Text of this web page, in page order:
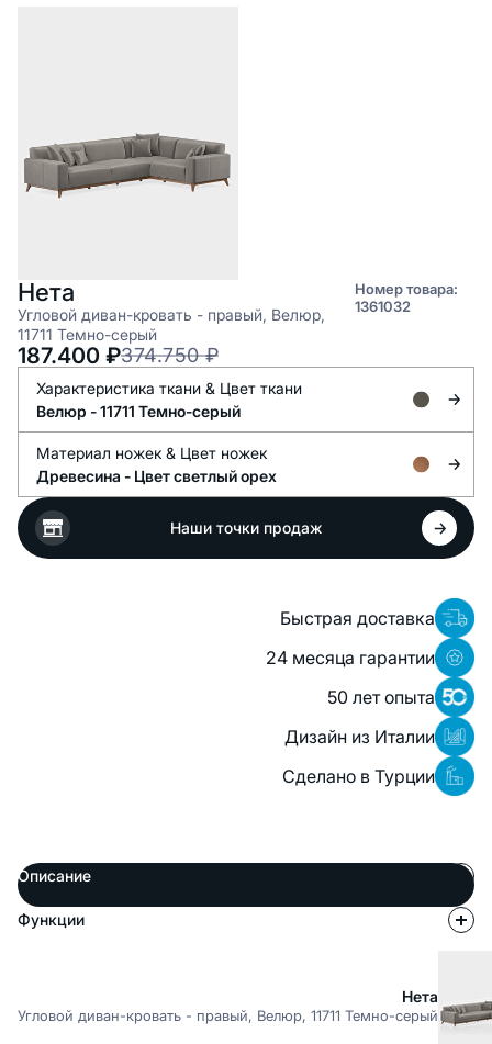
Нета
Угловой диван-кровать - правый, Велюр,
11711 Темно-серый
Номер товара:
1361032
374.750 ₽
187.400 ₽
Характеристика ткани & Цвет ткани
Велюр -11711 Темно-серый
Материал ножек & Цвет ножек
Древесина - Цвет светлый орех
Наши точки продаж
Быстрая доставка
24 месяца гарантии
50 лет опыта
Дизайн из Италии
Сделано в Турции
Описание
Функции
Нета
Угловой диван-кровать - правый, Велюр, 11711 Темно-серый